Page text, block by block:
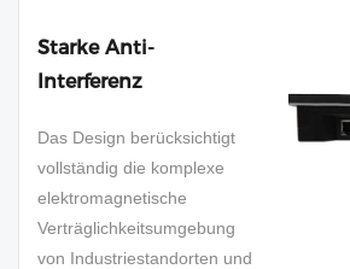
Starke Anti-
Interferenz
Das Design berücksichtigt
vollständig die komplexe
elektromagnetische
Verträglichkeitsumgebung
von Industriestandorten und